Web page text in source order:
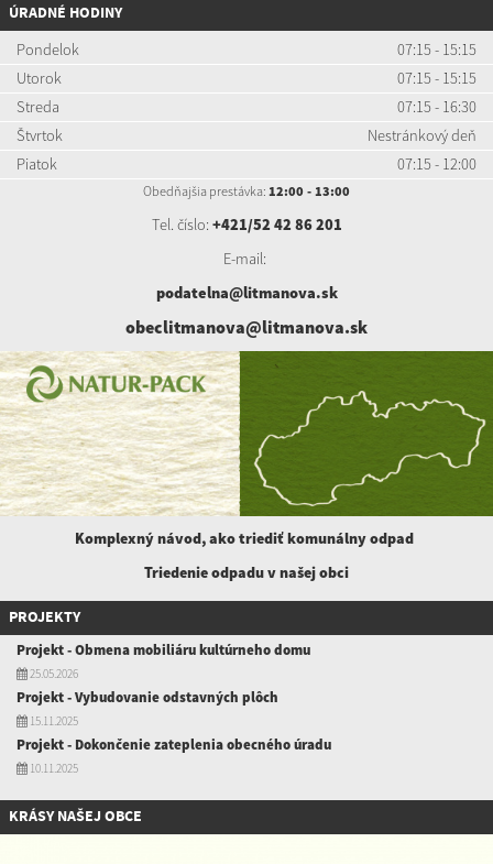
ÚRADNÉ HODINY
Pondelok
07:15 - 15:15
Utorok
07:15 - 15:15
Streda
07:15 - 16:30
Štvrtok
Nestránkový deň
Piatok
07:15 - 12:00
Obedňajšia prestávka: 12:00 - 13:00
Tel. číslo: +421/52 42 86 201
E-mail:
podatelna@litmanova.sk
obeclitmanova@litmanova.sk
Komplexný návod, ako triediť komunálnyodpad
Triedenie odpadu v našej obci
PROJEKTY
Projekt - Obmena mobiliáru kultúrneho domu
25.05.2026
Projekt - Vybudovanie odstavných plôch
15.11.2025
Projekt - Dokončenie zateplenia obecného úradu
10.11.2025
KRÁSY NAŠEJ OBCE